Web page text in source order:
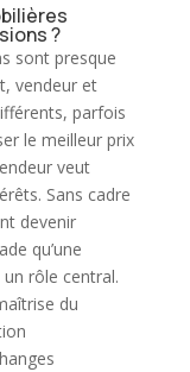
?
sont presque
vendeur et
parfois
le meilleur prix
veut
Sans cadre
devenir
qu’une
rôle central.
du